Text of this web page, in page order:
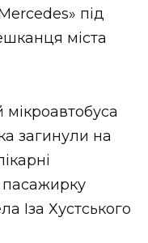
під
міста
мікроавтобуса
загинули на
пасажирку
Іза Хустського